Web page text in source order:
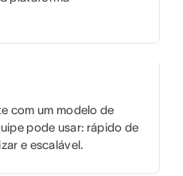
com um modelo de
pode usar: rápido de
e escalável.